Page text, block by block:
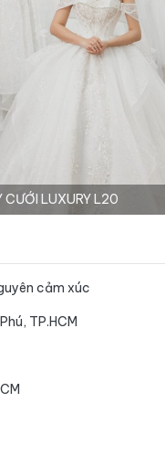
CƯỚI LUXURY L20
cảm xúc
TP.HCM